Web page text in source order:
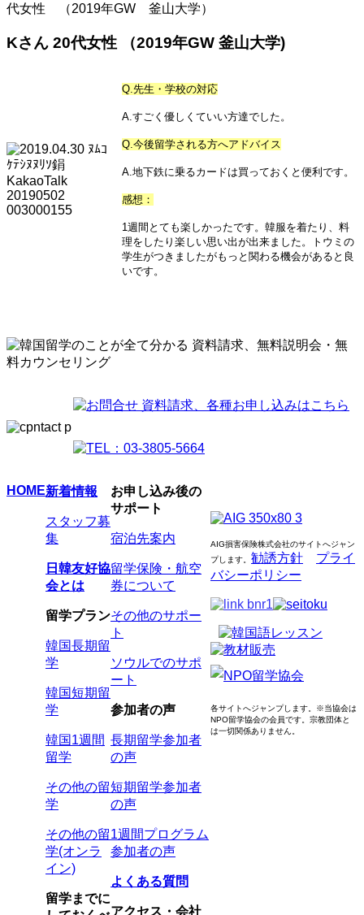
代女性 （2019年GW 釜山大学）
Kさん 20代女性 （2019年GW 釜山大学)
Q.先生・学校の対応
A.すごく優しくていい方達でした。
Q.今後留学される方へアドバイス
A.地下鉄に乗るカードは買っておくと便利です。
感想：
1週間とても楽しかったです。韓服を着たり、料
理をしたり楽しい思い出が出来ました。トウミの
学生がつきましたがもっと関わる機会があると良
いです。
HOME新着情報
スタッフ募
集
日韓友好協
会とは
留学プラン
韓国長期留
学
韓国短期留
学
韓国1週間
留学
その他の留
学
その他の留
学(オンラ
イン)
留学までに
お申し込み後の
サポート
宿泊先案内
留学保険・航空
券について
その他のサポー
ト
ソウルでのサポ
ート
参加者の声
長期留学参加者
の声
短期留学参加者
の声
1週間プログラム
参加者の声
よくある質問
アクセス・会社
AIG損害保険株式会社のサイトへジャン
プします
勧誘方針
プライ
バシーポリシー
各サイトへジャンプします。 ※当協会は
NPO留学協会の会員です。 宗教団体と
は一切関係ありません。